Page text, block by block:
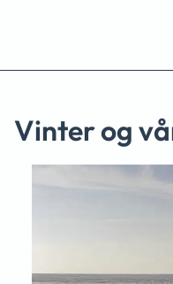
Vinter og